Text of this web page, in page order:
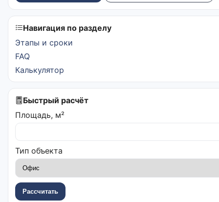
Навигация по разделу
Этапы и сроки
FAQ
Калькулятор
Быстрый расчёт
Площадь, м²
Тип объекта
Рассчитать